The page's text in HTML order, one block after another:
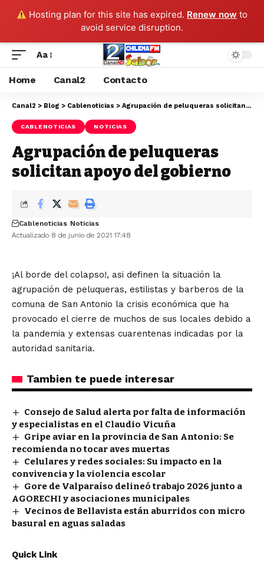
Hosting plan for this site has expired. Renew now to
avoid service disruption.
Aa
Home Canal2 Contacto
Canal2 > Blog > Cablenoticias > Agrupación de peluqueras solicitan apoyo del gobierno
CABLENOTICIAS NOTICIAS
Agrupación de peluqueras
solicitan apoyo del gobierno
Actualizado 8 de junio de 2021 17:48
Cablenoticias Noticias
¡Al borde del colapso!, asi definen la situación la
agrupación de peluqueras, estilistas y barberos de la
comuna de San Antonio la crisis económica que ha
provocado el cierre de muchos de sus locales debido a
la pandemia y extensas cuarentenas indicadas por la
autoridad sanitaria.
Tambien te puede interesar
Consejo de Salud alerta por falta de información
y especialistas en el Claudio Vicuña
Gripe aviar en la provincia de San Antonio: Se
recomienda no tocar aves muertas
Celulares y redes sociales: Su impacto en la
convivencia y la violencia escolar
Gore de Valparaíso delineó trabajo 2026 junto a
AGORECHI y asociaciones municipales
Vecinos de Bellavista están aburridos con micro
basural en aguas saladas
Quick Link